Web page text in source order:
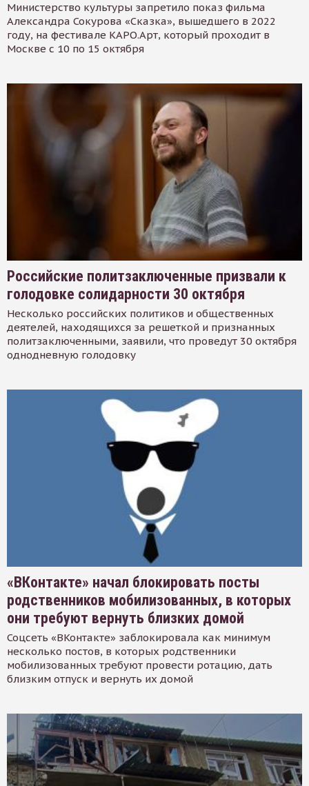
Министерство культуры запретило показ фильма
Александра Сокурова «Сказка», вышедшего в 2022
году, на фестивале КАРО.Арт, который проходит в
Москве с 10 по 15 октября
Российские политзаключенные призвали к
голодовке солидарности 30 октября
Несколько российских политиков и общественных
деятелей, находящихся за решеткой и признанных
политзаключенными, заявили, что проведут 30 октября
однодневную голодовку
«ВКонтакте» начал блокировать посты
родственников мобилизованных, в которых
они требуют вернуть близких домой
Соцсеть «ВКонтакте» заблокировала как минимум
несколько постов, в которых родственники
мобилизованных требуют провести ротацию, дать
близким отпуск и вернуть их домой